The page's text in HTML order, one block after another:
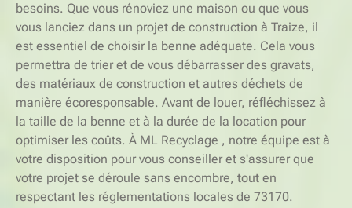
besoins. Que vous rénoviez une maison ou que vous
vous lanciez dans un projet de construction à Traize, il
est essentiel de choisir la benne adéquate. Cela vous
permettra de trier et de vous débarrasser des gravats,
des matériaux de construction et autres déchets de
manière écoresponsable. Avant de louer, réfléchissez à
la taille de la benne et à la durée de la location pour
optimiser les coûts. À ML Recyclage , notre équipe est à
votre disposition pour vous conseiller et s'assurer que
votre projet se déroule sans encombre, tout en
respectant les réglementations locales de 73170.